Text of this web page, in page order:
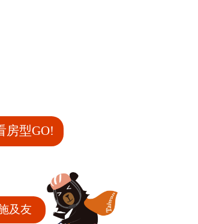
房型GO!
及友